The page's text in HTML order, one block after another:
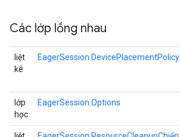
Các lớp lồng nhau
liệt
kê
EagerSession.DevicePlacementPolicy
lớp
học
EagerSession.Options